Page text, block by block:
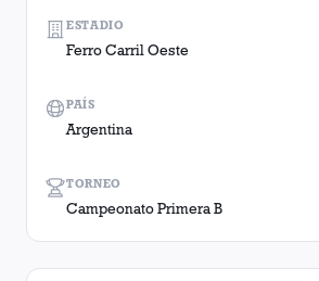
TORNEO
Campeonato Primera B
ESTADIO
Ferro Carril Oeste
PAÍS
Argentina